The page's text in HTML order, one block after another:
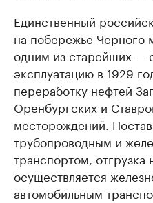
Единственный
на побережье Черного
одним из старейших —
эксплуатацию в 1929
переработку нефтей
Оренбургских и
месторождений.
трубопроводным и
транспортом, отгрузка
осуществляется
автомобильным